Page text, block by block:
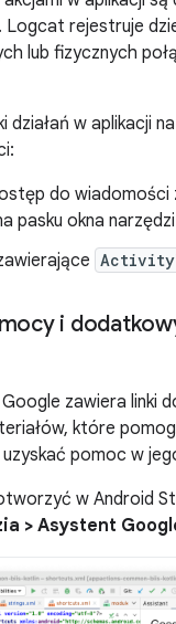
. Logcat rejestruje
lub fizycznych
działań w aplikacji
do wiadomości
pasku okna
i
zawiera linki
które
pomoc w
w Android
> Asystent